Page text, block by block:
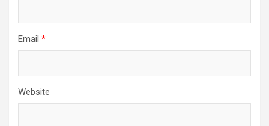
Email *
Website